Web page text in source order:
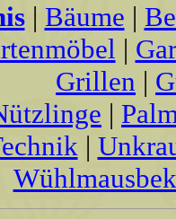
| Bäume |
|
Grillen |
|
|